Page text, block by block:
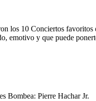
los 10 Conciertos
emotivo y que puede
Bombea: Pierre Hachar Jr.